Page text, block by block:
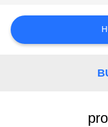
PRIVACY